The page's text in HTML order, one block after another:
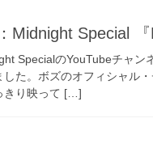
Midnight Special
SpecialのYouTubeチャン
した。ボズのオフィシャル
きり映って […]